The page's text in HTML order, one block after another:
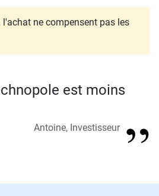
l'achat ne compensent pas les
est moins
Antoine, Investisseur